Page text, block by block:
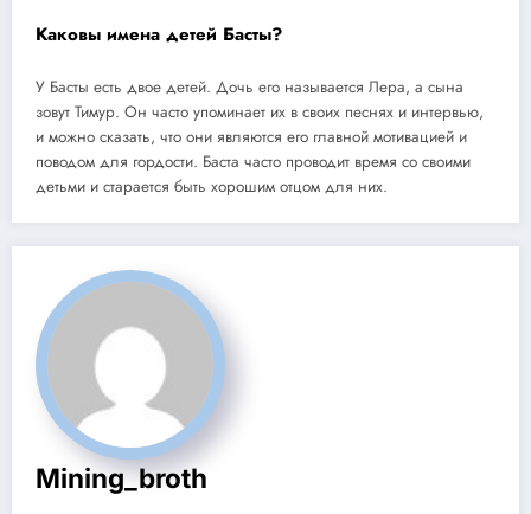
Каковы имена детей Басты?
У Басты есть двое детей. Дочь его называется Лера, а сына
зовут Тимур. Он часто упоминает их в своих песнях и интервью,
и можно сказать, что они являются его главной мотивацией и
поводом для гордости. Баста часто проводит время со своими
детьми и старается быть хорошим отцом для них.
Mining_broth